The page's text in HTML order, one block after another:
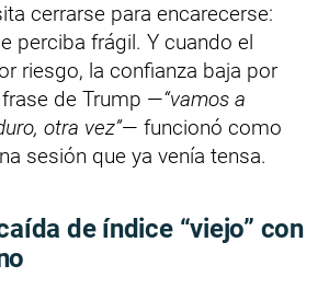
cerrarse para encarecerse:
perciba frágil. Y cuando el
riesgo, la confianza baja por
de Trump —“vamos a
otra vez”— funcionó como
sesión que ya venía tensa.
de índice “viejo” con